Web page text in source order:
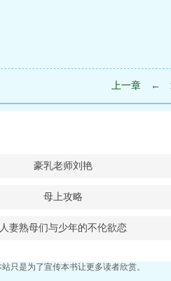
上一章 ←
豪乳老师刘艳
母上攻略
人妻熟母们与少年的不伦欲恋
只是为了宣传本书让更多读者欣赏。